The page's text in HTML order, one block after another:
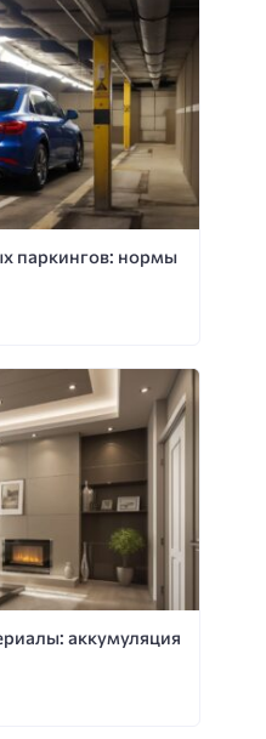
паркингов: нормы
аккумуляция